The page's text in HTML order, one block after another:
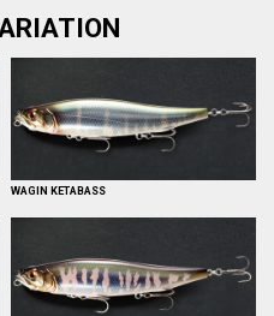
WAGIN KETABASS